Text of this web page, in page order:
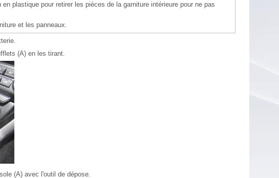
plastique pour retirer les pièces de la garniture intérieure pour ne pas
et les panneaux.
(A) en les tirant.
(A) avec l'outil de dépose.